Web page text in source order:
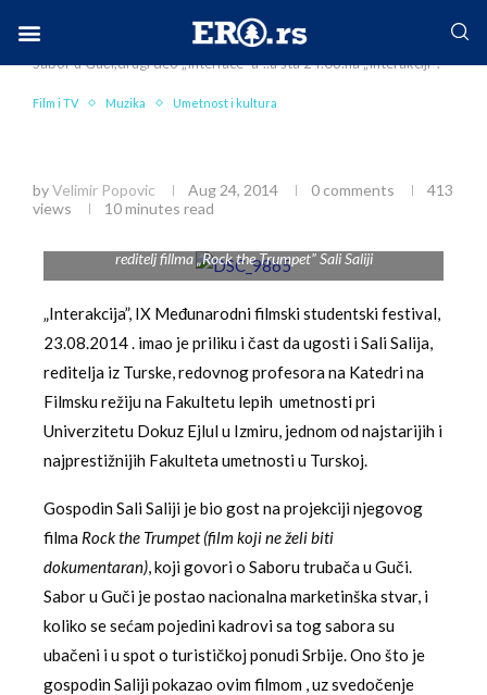
Home Film i TV
Sabor u Guči;drugi deo „Interface–a”..a šta 24.08.na „Interakciji”?
Film i TV Muzika Umetnost i kultura
byVelimir Popovic Aug 24, 2014 0 comments
413
views
10 minutes read
reditelj fillma „Rock the Trumpet” Sali Saliji
„Interakcija”, IX Međunarodni filmski studentski festival,
23.08.2014 . imao je priliku i čast da ugosti i Sali Salija,
reditelja iz Turske, redovnog profesora na Katedri na
Filmsku režiju na Fakultetu lepih umetnosti pri
Univerzitetu Dokuz Ejlul u Izmiru, jednom od najstarijih i
najprestižnijih Fakulteta umetnosti u Turskoj.
Gospodin Sali Saliji je bio gost na projekciji njegovog
filma Rock the Trumpet (film koji ne želi biti
dokumentaran), koji govori o Saboru trubača u Guči.
Sabor u Guči je postao nacionalna marketinška stvar, i
koliko se sećam pojedini kadrovi sa tog sabora su
ubačeni i u spot o turističkoj ponudi Srbije. Ono što je
gospodin Saliji pokazao ovim filmom , uz svedočenje